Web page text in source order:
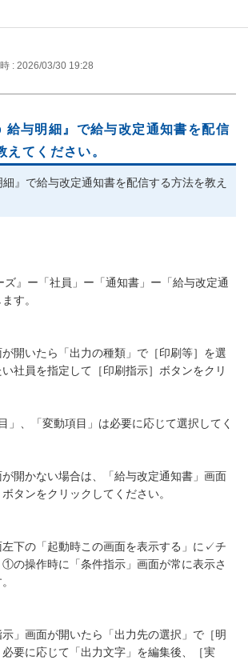
: 2026/03/30 19:28
給与明細』で給与改定通知書を配信
えてください。
細』で給与改定通知書を配信する方法を教え
』ー「社員」ー「通知書」ー「給与改定通
す。
開いたら「出力の種類」で［印刷等］を選
社員を指定して［印刷指示］ボタンをクリ
」、「変動項目」は必要に応じて選択してく
開かない場合は、「給与改定通知書」画面
タンをクリックしてください。
下の「起動時この画面を表示する」に✓チ
①の操作時に「条件指示」画面が常に表示さ
」画面が開いたら「出力先の選択」で［明
要に応じて「出力文字」を編集後、［実